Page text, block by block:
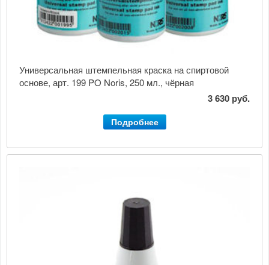
Универсальная штемпельная краска на спиртовой
основе, арт. 199 PO Noris, 250 мл., чёрная
3 630 руб.
Подробнее